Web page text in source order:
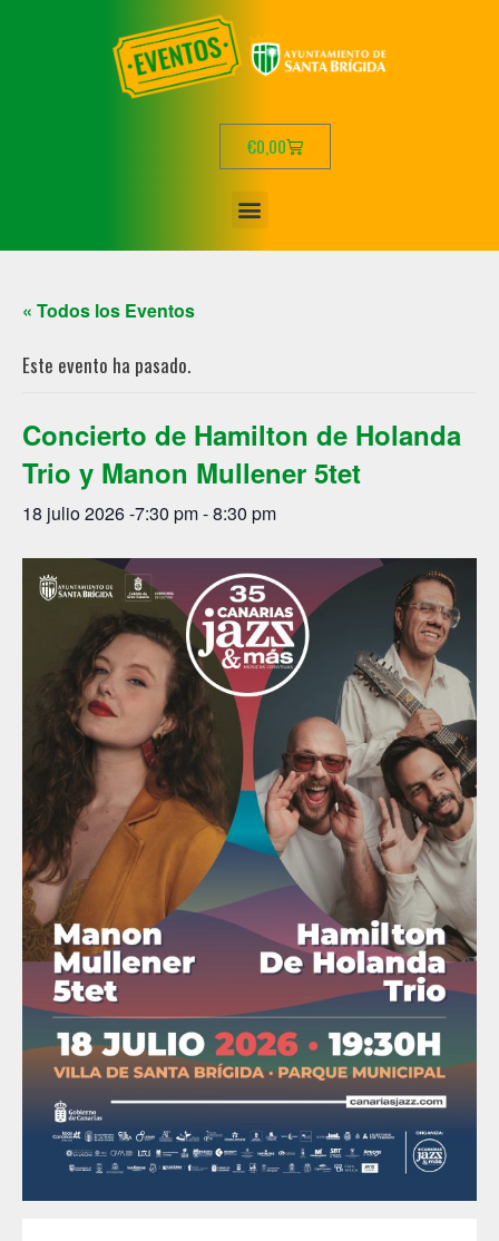
€0,00
« Todos los Eventos
Este evento ha pasado.
Concierto de Hamilton de Holanda
Trio y Manon Mullener 5tet
18 julio 2026 -7:30 pm-8:30 pm